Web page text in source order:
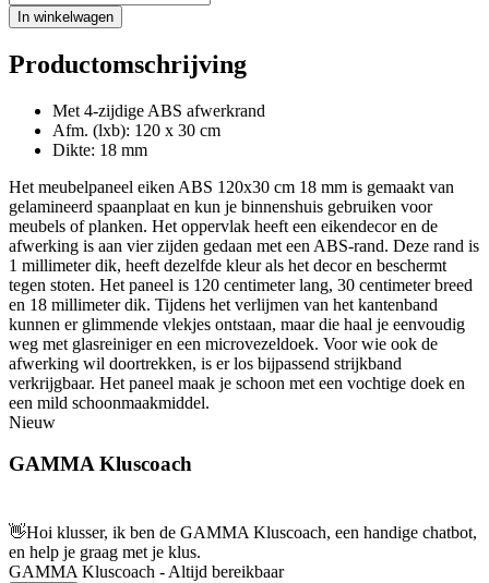
In winkelwagen
Productomschrijving
Met 4-zijdige ABS afwerkrand
Afm. (lxb): 120 x 30 cm
Dikte: 18 mm
Het meubelpaneel eiken ABS 120x30 cm 18 mm is gemaakt van
gelamineerd spaanplaat en kun je binnenshuis gebruiken voor
meubels of planken. Het oppervlak heeft een eikendecor en de
afwerking is aan vier zijden gedaan met een ABS-rand. Deze rand is
1 millimeter dik, heeft dezelfde kleur als het decor en beschermt
tegen stoten. Het paneel is 120 centimeter lang, 30 centimeter breed
en 18 millimeter dik. Tijdens het verlijmen van het kantenband
kunnen er glimmende vlekjes ontstaan, maar die haal je eenvoudig
weg met glasreiniger en een microvezeldoek. Voor wie ook de
afwerking wil doortrekken, is er los bijpassend strijkband
verkrijgbaar. Het paneel maak je schoon met een vochtige doek en
een mild schoonmaakmiddel.
Nieuw
GAMMA Kluscoach
👋Hoi klusser, ik ben de GAMMA Kluscoach, een handige chatbot,
en help je graag met je klus.
GAMMA Kluscoach - Altijd bereikbaar